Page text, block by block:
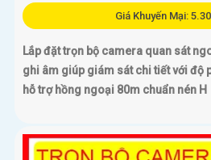
Giá Khuyến Mại:
Lắp đặt trọn bộ camera quan sát
ghi âm giúp giám sát chi tiết với độ
hỗ trợ hồng ngoại 80m chuẩn nén H